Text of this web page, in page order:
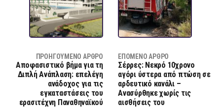
ΠΡΟΗΓΟΎΜΕΝΟ ΆΡΘΡΟ
Αποφασιστικό βήμα για τη
Διπλή Ανάπλαση: επελέγη
ανάδοχος για τις
εγκαταστάσεις του
ερασιτέχνη Παναθηναϊκού
ΕΠΌΜΕΝΟ ΆΡΘΡΟ
Σέρρες: Νεκρό 10χρονο
αγόρι ύστερα από πτώση σε
αρδευτικό κανάλι –
Aνασύρθηκε χωρίς τις
αισθήσεις του